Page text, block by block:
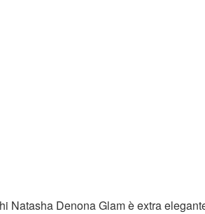
Natasha Denona Glam è extra